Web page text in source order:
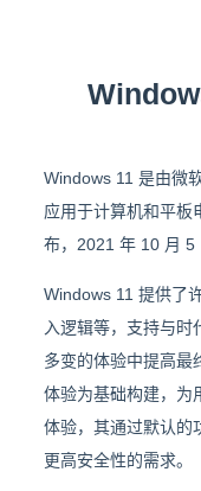
Windows 11 是由微
应用于计算机和平板
布，2021 年 10 月 5
Windows 11 提供了
入逻辑等，支持与
多变的体验中提高最
体验为基础构建，为
体验，其通过默认的
更高安全性的需求。